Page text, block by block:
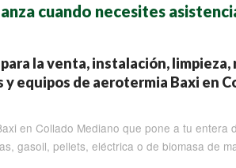
cuando necesites
la venta, instalación,
y equipos de aerotermia Baxi en
en Collado Mediano que pone a tu entera
gasoil, pellets, eléctrica o de biomasa de